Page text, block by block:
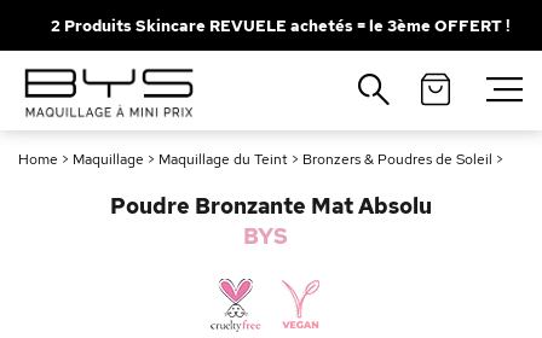
2 Produits Skincare REVUELE achetés = le 3ème OFFERT !
Home > Maquillage > Maquillage du Teint > Bronzers & Poudres de Soleil >
Poudre Bronzante Mat Absolu
BYS
Fermer
Recherches populaires
Mascara
Palette